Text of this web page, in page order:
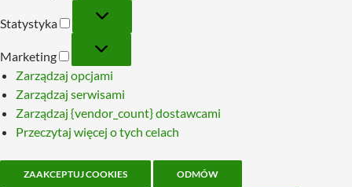
Statystyka
Statystyka
Marketing
Marketing
Zarządzaj opcjami
Zarządzaj serwisami
Zarządzaj {vendor_count} dostawcami
Przeczytaj więcej o tych celach
ZAAKCEPTUJ COOKIES ODMÓW